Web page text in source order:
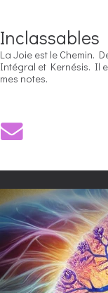
Inclassables
La Joie est le Chemin.
Intégral et Kernésis. Il
mes notes.